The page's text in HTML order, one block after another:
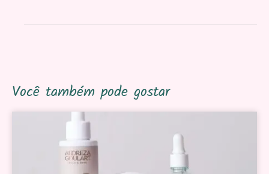
Você também pode gostar